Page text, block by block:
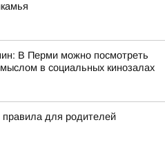
В Перми можно посмотреть
в социальных кинозалах
для родителей